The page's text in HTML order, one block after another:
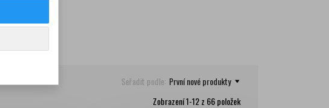
Seřadit podle: První nové produkty
Zobrazení 1-12 z 66 položek